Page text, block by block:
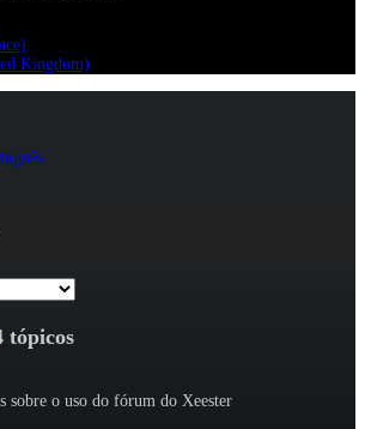
tópicos
sobre o uso do fórum do Xeester